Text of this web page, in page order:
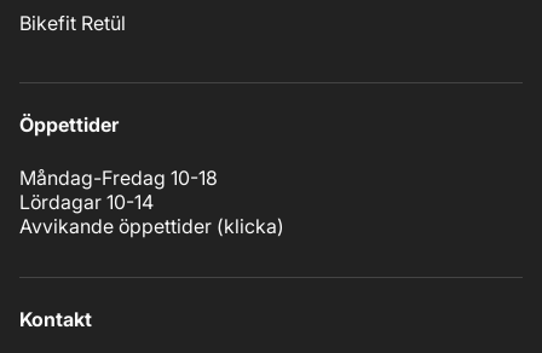
Bikefit Retül
Öppettider
Måndag-Fredag 10-18
Lördagar 10-14
Avvikande öppettider (klicka)
Kontakt